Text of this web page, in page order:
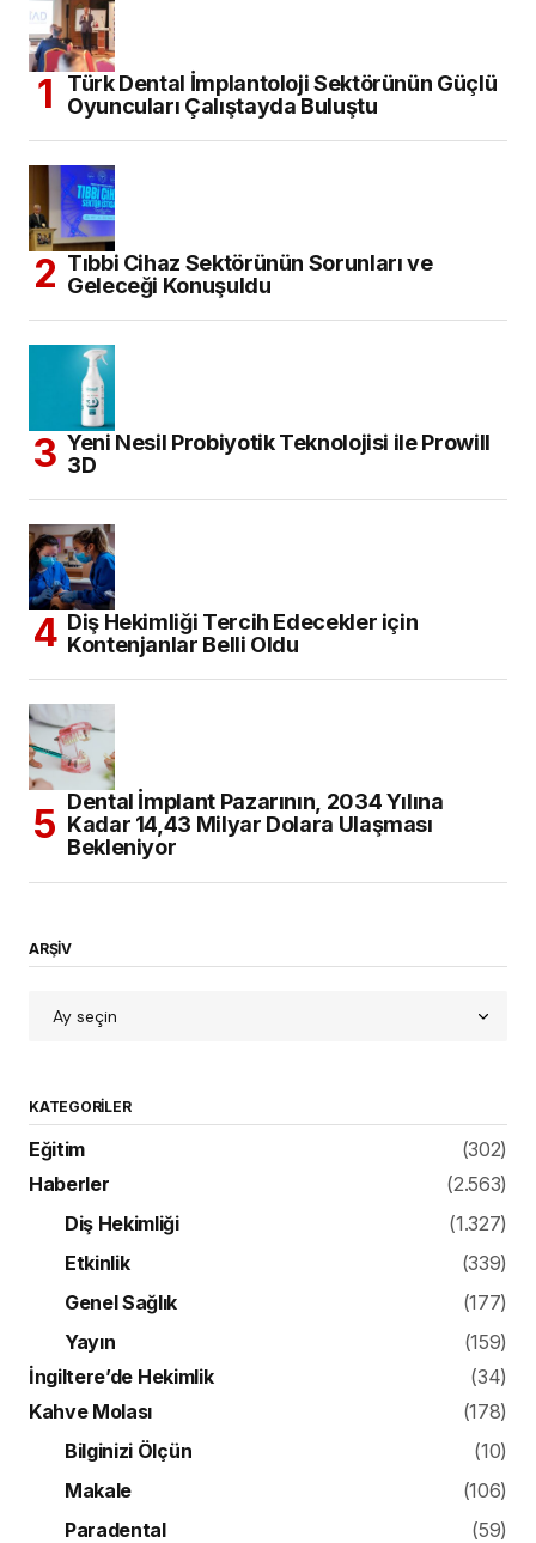
Türk Dental İmplantoloji Sektörünün Güçlü
Oyuncuları Çalıştayda Buluştu
Tıbbi Cihaz Sektörünün Sorunları ve
Geleceği Konuşuldu
Yeni Nesil Probiyotik Teknolojisi ile Prowill
3D
Diş Hekimliği Tercih Edecekler için
Kontenjanlar Belli Oldu
Dental İmplant Pazarının, 2034 Yılına
Kadar 14,43 Milyar Dolara Ulaşması
Bekleniyor
ARŞİV
KATEGORILER
Eğitim
(302)
Haberler
(2.563)
Diş Hekimliği
(1.327)
Etkinlik
(339)
Genel Sağlık
(177)
Yayın
(159)
İngiltere’de Hekimlik
(34)
Kahve Molası
(178)
Bilginizi Ölçün
(10)
Makale
(106)
Paradental
(59)